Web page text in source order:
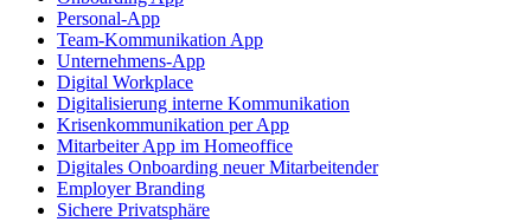
Personal-App
Team-Kommunikation App
Unternehmens-App
Digital Workplace
Digitalisierung interne Kommunikation
Krisenkommunikation per App
Mitarbeiter App im Homeoffice
Digitales Onboarding neuer Mitarbeitender
Employer Branding
Sichere Privatsphäre